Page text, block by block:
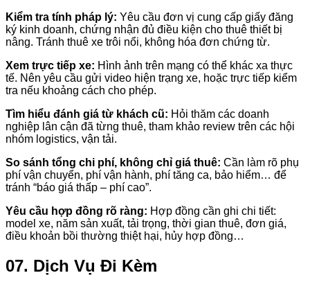
Kiểm tra tính pháp lý: Yêu cầu đơn vị cung cấp giấy đăng
ký kinh doanh, chứng nhận đủ điều kiện cho thuê thiết bị
nâng. Tránh thuê xe trôi nổi, không hóa đơn chứng từ.
Xem trực tiếp xe: Hình ảnh trên mạng có thể khác xa thực
tế. Nên yêu cầu gửi video hiện trạng xe, hoặc trực tiếp kiểm
tra nếu khoảng cách cho phép.
Tìm hiểu đánh giá từ khách cũ: Hỏi thăm các doanh
nghiệp lân cận đã từng thuê, tham khảo review trên các hội
nhóm logistics, vận tải.
So sánh tổng chi phí, không chỉ giá thuê: Cần làm rõ phụ
phí vận chuyển, phí vận hành, phí tăng ca, bảo hiểm… để
tránh “báo giá thấp – phí cao”.
Yêu cầu hợp đồng rõ ràng: Hợp đồng cần ghi chi tiết:
model xe, năm sản xuất, tải trọng, thời gian thuê, đơn giá,
điều khoản bồi thường thiệt hại, hủy hợp đồng…
07. Dịch Vụ Đi Kèm